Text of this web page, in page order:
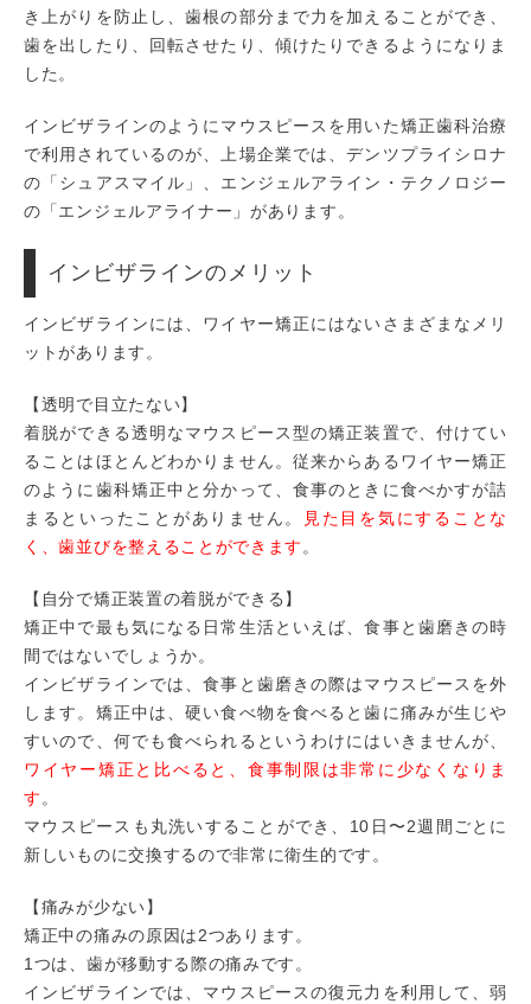
き上がりを防止し、歯根の部分まで力を加えることができ、
歯を出したり、回転させたり、傾けたりできるようになりま
した。
インビザラインのようにマウスピースを用いた矯正歯科治療
で利用されているのが、上場企業では、デンツプライシロナ
の「シュアスマイル」、エンジェルアライン・テクノロジー
の「エンジェルアライナー」があります。
インビザラインのメリット
インビザラインには、ワイヤー矯正にはないさまざまなメリ
ットがあります。
【透明で目立たない】
着脱ができる透明なマウスピース型の矯正装置で、付けてい
ることはほとんどわかりません。従来からあるワイヤー矯正
のように歯科矯正中と分かって、食事のときに食べかすが詰
まるといったことがありません。
見た目を気にすることな
く、歯並びを整えることができます 。
【自分で矯正装置の着脱ができる】
矯正中で最も気になる日常生活といえば、食事と歯磨きの時
間ではないでしょうか。
インビザラインでは、食事と歯磨きの際はマウスピースを外
します。矯正中は、硬い食べ物を食べると歯に痛みが生じや
すいので、何でも食べられるというわけにはいきませんが、
ワイヤー矯正と比べると、食事制限は非常に少なくなりま
す 。
マウスピースも丸洗いすることができ、10日〜2週間ごとに
新しいものに交換するので非常に衛生的です。
【痛みが少ない】
矯正中の痛みの原因は2つあります。
1つは、歯が移動する際の痛みです。
インビザラインでは、マウスピースの復元力を利用して、弱